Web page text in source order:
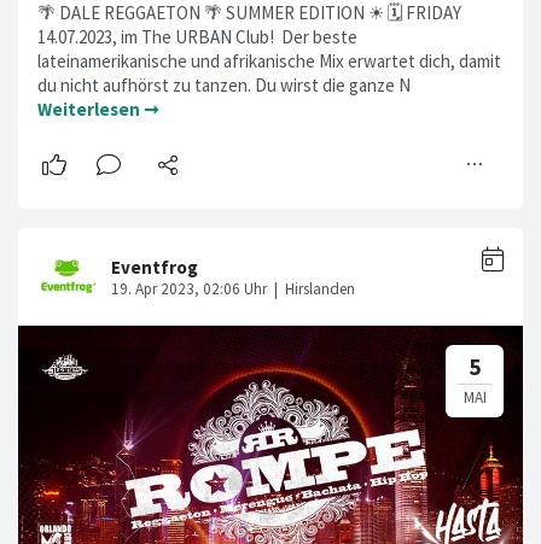
🌴 DALE REGGAETON 🌴 SUMMER EDITION ☀ 🗓 FRIDAY
14.07.2023, im The URBAN Club! Der beste
lateinamerikanische und afrikanische Mix erwartet dich, damit
du nicht aufhörst zu tanzen. Du wirst die ganze N
Weiterlesen ➞